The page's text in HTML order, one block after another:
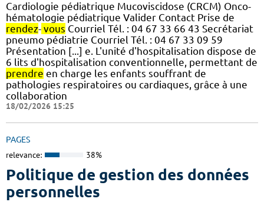
Cardiologie pédiatrique Mucoviscidose (CRCM) Onco-
hématologie pédiatrique Valider Contact Prise de
rendez- vous Courriel Tél. : 04 67 33 66 43 Secrétariat
pneumo pédiatrie Courriel Tél. : 04 67 33 09 59
Présentation [...] e. L'unité d'hospitalisation dispose de
6 lits d'hospitalisation conventionnelle, permettant de
prendre en charge les enfants souffrant de
pathologies respiratoires ou cardiaques, grâce à une
collaboration
18/02/2026 15:25
PAGES
relevance: 38%
Politique de gestion des données
personnelles